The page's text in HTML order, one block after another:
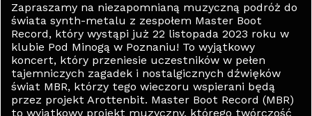
Zapraszamy na niezapomnianą muzyczną podróż do
świata synth-metalu z zespołem Master Boot
Record, który wystąpi już 22 listopada 2023 roku w
klubie Pod Minogą w Poznaniu! To wyjątkowy
koncert, który przeniesie uczestników w pełen
tajemniczych zagadek i nostalgicznych dźwięków
świat MBR, którzy tego wieczoru wspierani będą
przez projekt Arottenbit. Master Boot Record (MBR)
to wyjątkowy projekt muzyczny, którego twórczość